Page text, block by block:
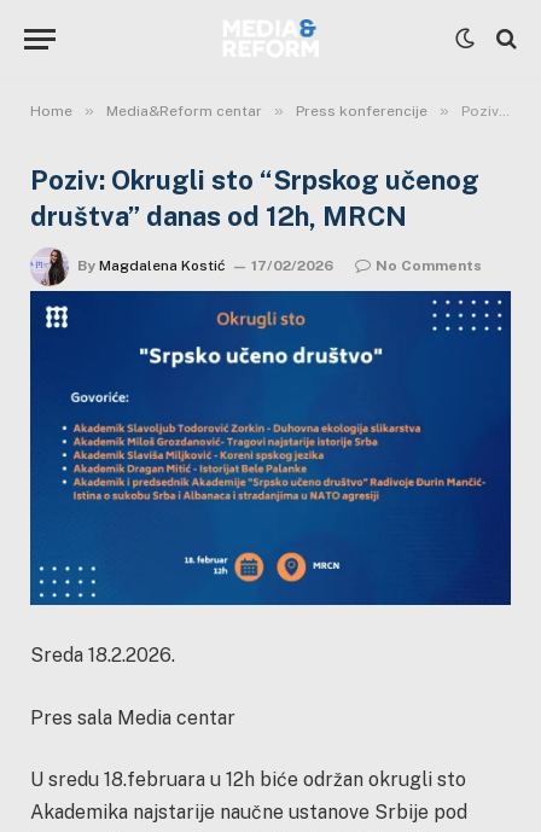
Home » Media&Reform centar » Press konferencije » Poziv: Okrugli sto “Srpskog učenog društva” danas od 12h, MRCN
Poziv: Okrugli sto “Srpskog učenog
društva” danas od 12h, MRCN
By Magdalena Kostić 17/02/2026 No Comments
Sreda 18.2.2026.
Pres sala Media centar
U sredu 18.februara u 12h biće održan okrugli sto
Akademika najstarije naučne ustanove Srbije pod